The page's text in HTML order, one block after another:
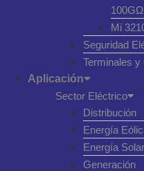
100GΩ
Mi
Seguridad
Terminales
Aplicación
Sector Eléctrico
Distribución
Energía
Energía Solar
Generación